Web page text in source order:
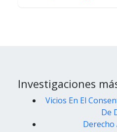
Investigaciones
Vicios En El
De